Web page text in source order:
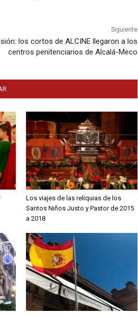
Siguiente
los cortos de ALCINE llegaron a los
centros penitenciarios de Alcalá-Meco
Los viajes de las reliquias de los
Santos Niños Justo y Pastor de 2015
a 2018